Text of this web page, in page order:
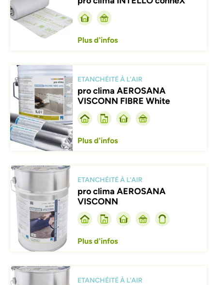
Plus d'infos
Afbeelding
ETANCHÉITÉ À L'AIR
pro clima AEROSANA
VISCONN FIBRE White
Plus d'infos
Afbeelding
ETANCHÉITÉ À L'AIR
pro clima AEROSANA
VISCONN
Plus d'infos
Afbeelding
ETANCHÉITÉ À L'AIR